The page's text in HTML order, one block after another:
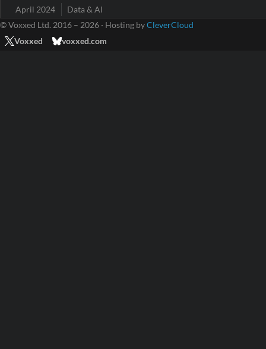
April 2024
Data & AI
© Voxxed Ltd. 2016 – 2026 · Hosting byCleverCloud
Voxxed
voxxed.com